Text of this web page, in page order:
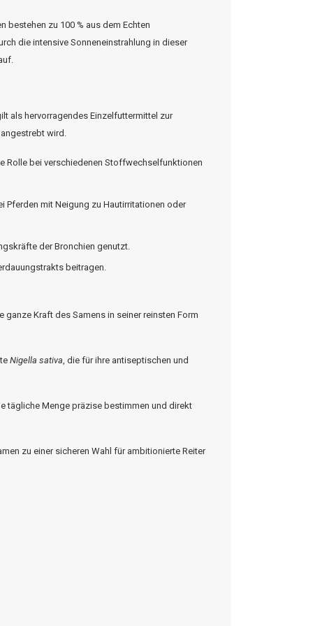
bestehen zu 100 % aus dem Echten
die intensive Sonneneinstrahlung in dieser
als hervorragendes Einzelfuttermittel zur
wird.
Rolle bei verschiedenen Stoffwechselfunktionen
Pferden mit Neigung zu Hautirritationen oder
der Bronchien genutzt.
beitragen.
Kraft des Samens in seiner reinsten Form
Nigella sativa, die für ihre antiseptischen und
tägliche Menge präzise bestimmen und direkt
zu einer sicheren Wahl für ambitionierte Reiter